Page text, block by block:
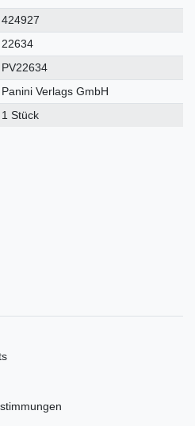
424927
22634
PV22634
Panini Verlags GmbH
1 Stück